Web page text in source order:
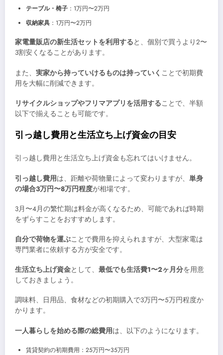
テーブル・椅子 ：1万円〜2万円
収納家具 ：1万円〜2万円
家電量販店の新生活セットを利用すると、個別で買うより2〜
3割安くなることがあります。
また、 実家から持っていけるものは持っていく ことで初期費
用を大幅に削減できます。
リサイクルショップやフリマアプリを活用することで、半額
以下で揃えることも可能です。
引っ越し費用と生活立ち上げ資金の目安
引っ越し費用と生活立ち上げ資金も忘れてはいけません。
引っ越し費用は、距離や荷物量によって変わりますが、 単身
の場合3万円〜8万円程度が相場です。
3月〜4月の繁忙期は料金が高くなるため、可能であれば時期
をずらすことをおすすめします。
自分で荷物を運ぶことで費用を抑えられますが、大型家電は
専門業者に依頼する方が安全です。
生活立ち上げ資金として、 最低でも生活費1〜2ヶ月分を用意
しておきましょう。
調味料、日用品、食材などの初期購入で3万円〜5万円程度か
かります。
一人暮らしを始める際の総費用は、以下のようになります。
賃貸契約の初期費用：25万円〜35万円